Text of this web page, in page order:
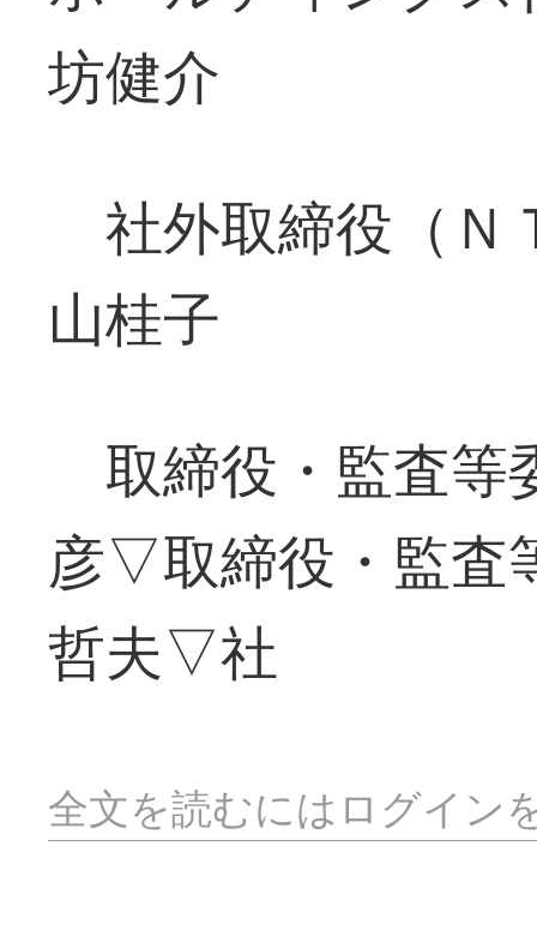
坊健介
社外取締役（Ｎ
山桂子
取締役・監査等
彦▽取締役・監査
哲夫▽社
全文を読むにはログイン